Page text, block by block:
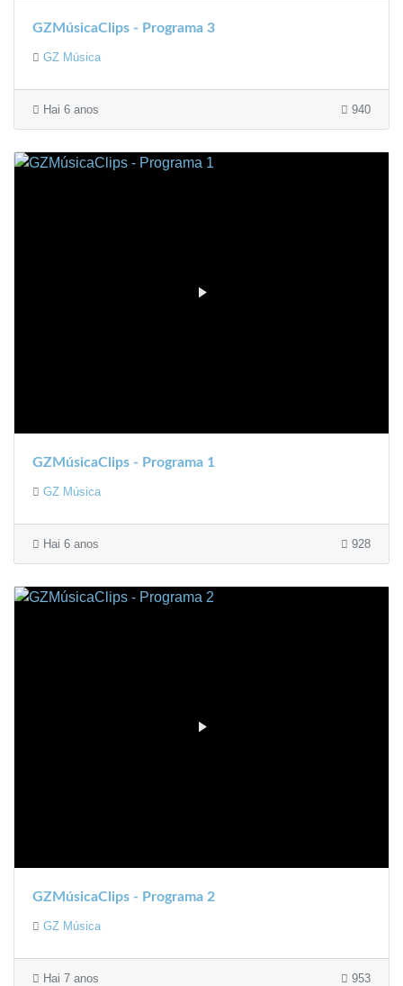
GZMúsicaClips - Programa 3
GZ Música
Hai 6 anos 940
GZMúsicaClips - Programa 1
GZ Música
Hai 6 anos 928
GZMúsicaClips - Programa 2
GZ Música
Hai 7 anos 953